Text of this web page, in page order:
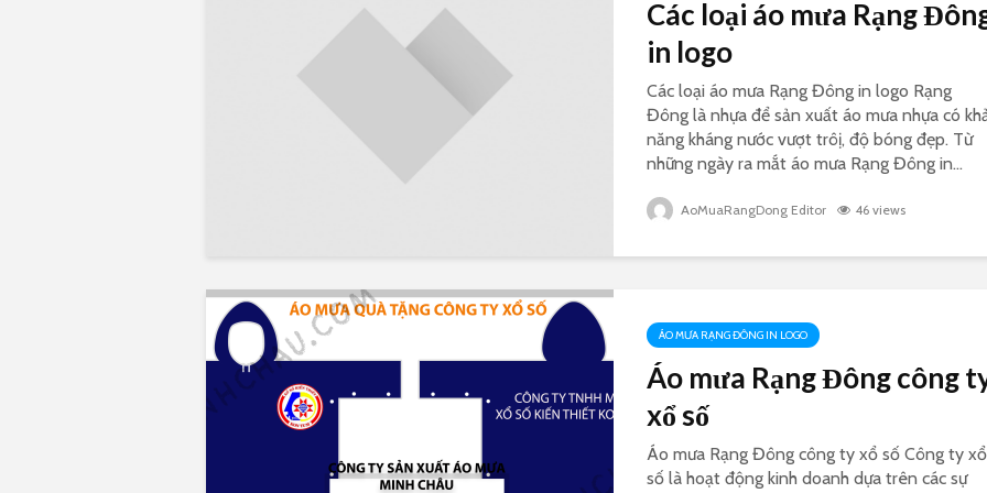
Các loại áo mưa Rạng
in logo
Các loại áo mưa Rạng Đông in logo Rạng
Đông là nhựa để sản xuất áo mưa nhựa có
năng kháng nước vượt trôị, độ bóng đẹp. Từ
những ngày ra mắt áo mưa Rạng Đông in...
AoMuaRangDong Editor 46 views
ÁO MƯA RẠNG ĐÔNG IN LOGO
Áo mưa Rạng Đông công
xổ số
Áo mưa Rạng Đông công ty xổ số Công ty xổ
số là hoạt động kinh doanh dựa trên các sự